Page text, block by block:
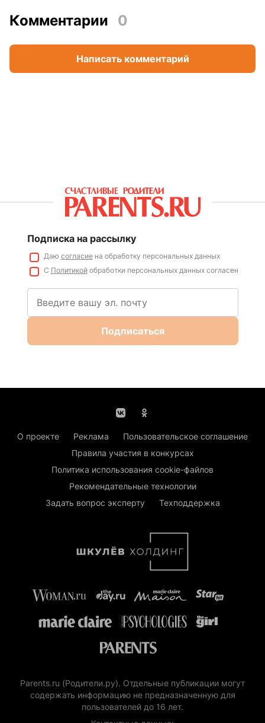
Комментарии 0
Написать комментарий
Подписка на рассылку
Даю согласиена обработку персональных данных
С Политикойобработки персональных данных согласен
Подписаться
О проекте Реклама
Пользовательское соглашение
Правила участия в конкурсах
Политика использования cookie-файлов
Рекомендательные технологии
Задать вопрос эксперту
Техподдержка
Parents.ru (Родители.ру). Отдельные публикации могут
содержать информацию не предназначенную для
пользователей до 16 лет.